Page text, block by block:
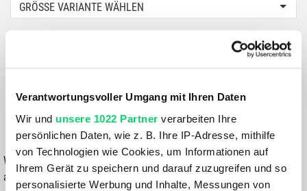
Verantwortungsvoller Umgang mit Ihren Daten
Wir und unsere 1022 Partner verarbeiten Ihre
persönlichen Daten, wie z. B. Ihre IP-Adresse, mithilfe
von Technologien wie Cookies, um Informationen auf
Ihrem Gerät zu speichern und darauf zuzugreifen und so
personalisierte Werbung und Inhalte, Messungen von
GRÖSSE VARIANTE WÄHLEN
IN DEN WARENKORB
Wähle eine Variante aus, um die Verfügbarkeit in unseren Filialen
anzuzeigen